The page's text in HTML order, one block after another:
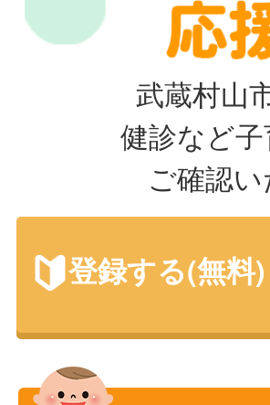
武蔵村山
健診など
ご確認
登録する(無料)